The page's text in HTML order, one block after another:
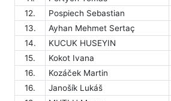
12.
Pospiech Sebastian
13.
Ayhan Mehmet Sertaç
14.
KUCUK HUSEYIN
15.
Kokot Ivana
16.
Kozáček Martin
16.
Janošík Lukáš